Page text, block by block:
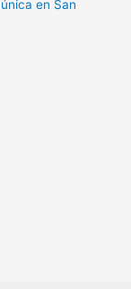
en San